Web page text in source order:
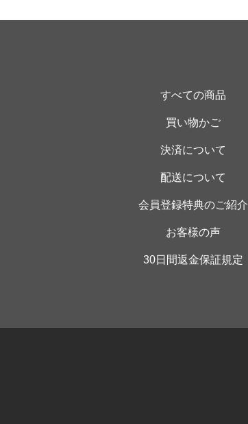
すべての商品
買い物かご
決済について
配送について
会員登録特典のご紹介
お客様の声
30日間返金保証規定